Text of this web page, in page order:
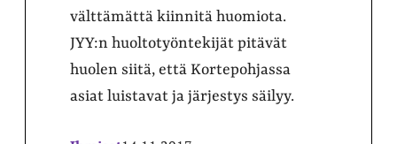
välttämättä kiinnitä huomiota.
JYY:n huoltotyöntekijät pitävät
huolen siitä, että Kortepohjassa
asiat luistavat ja järjestys säilyy.